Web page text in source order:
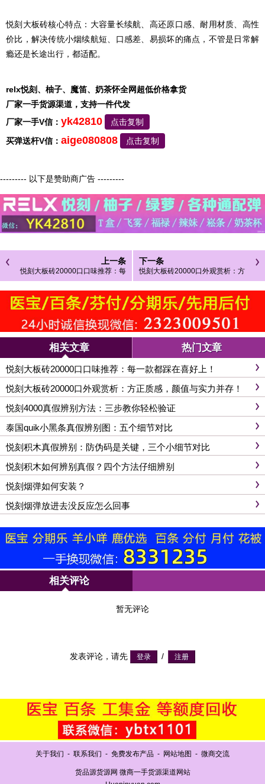
悦刻大板砖核心特点：大容量长续航、高还原口感、耐用材质、高性
价比，解决传统小烟续航短、口感差、易损坏的痛点，不管是日常解
瘾还是长途出行，都适配。
relx悦刻、柚子、魔笛、奶茶怀全网超低价格拿货
厂家一手货源渠道，支持一件代发
厂家一手V信： yk42810
点击复制
买弹送杆V信： aige080808 点击复制
--------- 以下是赞助商广告 ---------
上一条
悦刻大板砖20000口口味推荐：每
下一条
悦刻大板砖20000口外观赏析：方
相关文章 热门文章
悦刻大板砖20000口口味推荐：每一款都踩在喜好上！
悦刻大板砖20000口外观赏析：方正质感，颜值与实力并存！
悦刻4000真假辨别方法：三步教你轻松验证
泰国quik小黑条真假辨别图：五个细节对比
悦刻积木真假辨别：防伪码是关键，三个小细节对比
悦刻积木如何辨别真假？四个方法仔细辨别
悦刻烟弹如何安装？
悦刻烟弹放进去没反应怎么回事
相关评论
暂无评论
发表评论，请先 /
关于我们 - 联系我们 - 免费发布产品 - 网站地图 - 微商交流
货品源货源网 微商一手货源渠道网站